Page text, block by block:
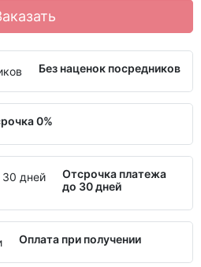
Без наценок посредников
0%
Отсрочка платежа
до 30 дней
Оплата при получении